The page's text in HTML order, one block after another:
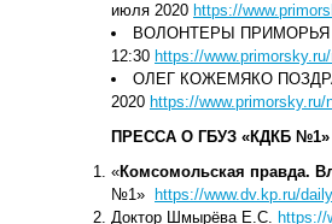
июля 2020 https://
ВОЛОНТЕРЫ ПРИМОРЬЯ
12:30 https://
ОЛЕГ КОЖЕМЯКО
2020 https://www.primorsky.ru/
ПРЕССА О ГБУЗ «КДКБ №1»
«Комсомольская правда.
№1»
https://www.dv.kp.ru/
Доктор Шмырёва Е.С. https://